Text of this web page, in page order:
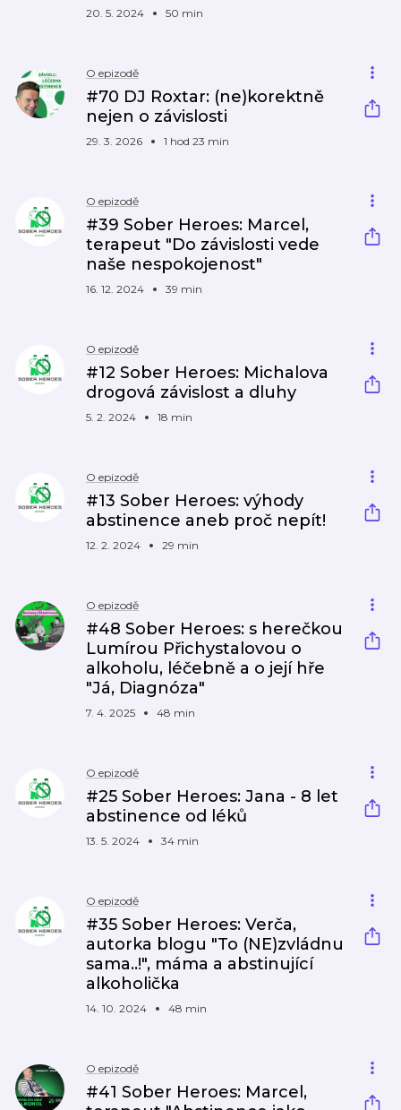
20. 5. 2024 50 min
O epizodě
#70 DJ Roxtar: (ne)korektně
nejen o závislosti
29. 3. 2026 1 hod 23 min
O epizodě
#39 Sober Heroes: Marcel,
terapeut "Do závislosti vede
naše nespokojenost"
16. 12. 2024 39 min
O epizodě
#12 Sober Heroes: Michalova
drogová závislost a dluhy
5. 2. 2024 18 min
O epizodě
#13 Sober Heroes: výhody
abstinence aneb proč nepít!
12. 2. 2024 29 min
O epizodě
#48 Sober Heroes: s herečkou
Lumírou Přichystalovou o
alkoholu, léčebně a o její hře
"Já, Diagnóza"
7. 4. 2025 48 min
O epizodě
#25 Sober Heroes: Jana - 8 let
abstinence od léků
13. 5. 2024 34 min
O epizodě
#35 Sober Heroes: Verča,
autorka blogu "To (NE)zvládnu
sama..!", máma a abstinující
alkoholička
14. 10. 2024 48 min
O epizodě
#41 Sober Heroes: Marcel,